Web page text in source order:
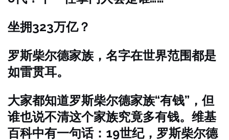
坐拥323万亿？
罗斯柴尔德家族，名字在世界范围都是
如雷贯耳。
大家都知道罗斯柴尔德家族“有钱”，但
谁也说不清这个家族究竟多有钱。维基
百科中有一句话：19世纪，罗斯柴尔德